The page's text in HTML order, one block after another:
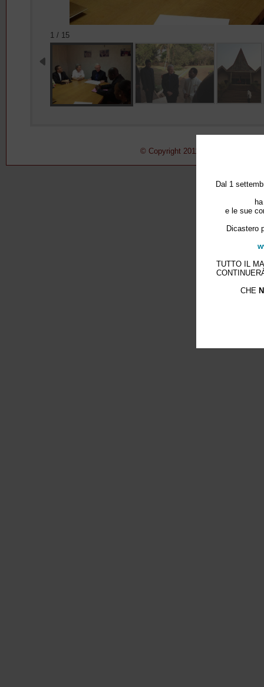
1 / 15
© Copyright 2011-2015 Pontificio
Dal 1
e le sue
Dicastero
TUTTO IL
CHE